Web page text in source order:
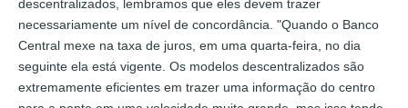
descentralizados, lembramos que eles devem trazer
necessariamente um nível de concordância. "Quando o Banco
Central mexe na taxa de juros, em uma quarta-feira, no dia
seguinte ela está vigente. Os modelos descentralizados são
extremamente eficientes em trazer uma informação do centro